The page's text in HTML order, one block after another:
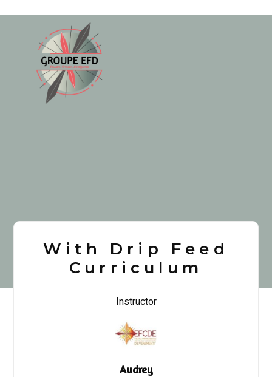
With Drip Feed
Curriculum
Instructor
Audrey